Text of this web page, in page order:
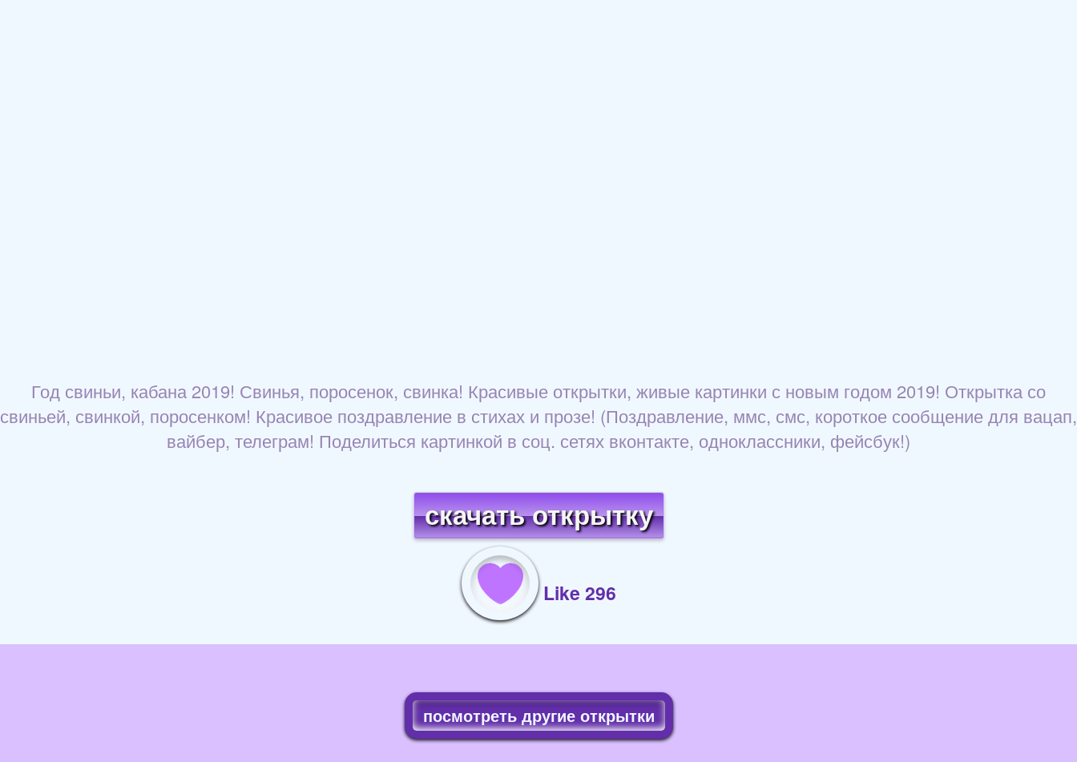
Год свиньи, кабана 2019! Свинья, поросенок, свинка! Красивые открытки, живые картинки с новым годом 2019! Открытка со
свиньей, свинкой, поросенком! Красивое поздравление в стихах и прозе! (Поздравление, ммс, смс, короткое сообщение для вацап,
вайбер, телеграм! Поделиться картинкой в соц. сетях вконтакте, одноклассники, фейсбук!)
скачать открытку
Like 296
посмотреть другие открытки